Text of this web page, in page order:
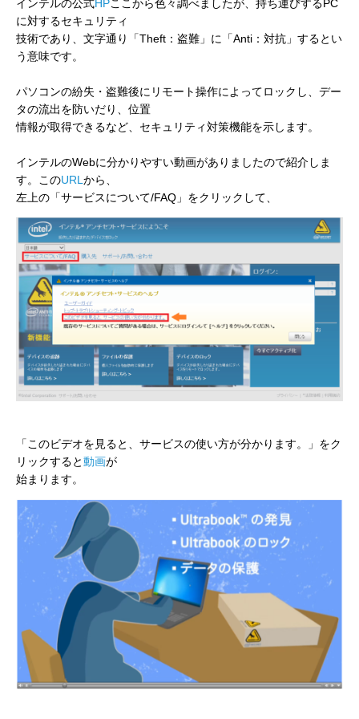
インテルの公式HPここから色々調べましたが、持ち運びするPC
に対するセキュリティ
技術であり、文字通り「Theft：盗難」に「Anti：対抗」するとい
う意味です。
パソコンの紛失・盗難後にリモート操作によってロックし、デー
タの流出を防いだり、位置
情報が取得できるなど、セキュリティ対策機能を示します。
インテルのWebに分かりやすい動画がありましたので紹介しま
す。このURL から、
左上の「サービスについて/FAQ」をクリックして、
「このビデオを見ると、サービスの使い方が分かります。」をク
リックすると動画が
始まります。